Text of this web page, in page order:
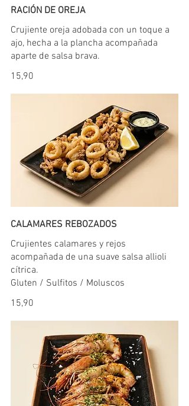
RACIÓN DE OREJA
Crujiente oreja adobada con un toque a
ajo, hecha a la plancha acompañada
aparte de salsa brava.
15,90
CALAMARES REBOZADOS
Crujientes calamares y rejos
acompañada de una suave salsa allioli
cítrica.
Gluten / Sulfitos / Moluscos
15,90